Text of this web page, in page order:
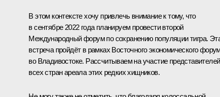
В этом контексте хочу привлечь внимание к тому, что
в сентябре 2022 года планируем провести второй
Международный форум по сохранению популяции тигра.
встреча пройдёт в рамках Восточного экономического
во Владивостоке. Рассчитываем на участие представителей
всех стран ареала этих редких хищников.